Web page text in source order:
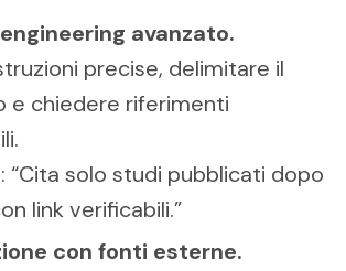
avanzato.
precise, delimitare il
e chiedere riferimenti
“Cita solo studi pubblicati dopo
link verificabili.”
con fonti esterne.